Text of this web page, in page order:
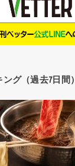
グ（過去7日間）